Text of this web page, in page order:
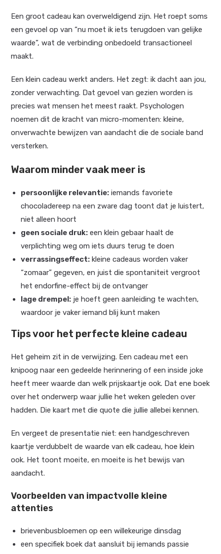
Een groot cadeau kan overweldigend zijn. Het roept soms
een gevoel op van “nu moet ik iets terugdoen van gelijke
waarde”, wat de verbinding onbedoeld transactioneel
maakt.
Een klein cadeau werkt anders. Het zegt: ik dacht aan jou,
zonder verwachting. Dat gevoel van gezien worden is
precies wat mensen het meest raakt. Psychologen
noemen dit de kracht van micro-momenten: kleine,
onverwachte bewijzen van aandacht die de sociale band
versterken.
Waarom minder vaak meer is
persoonlijke relevantie: iemands favoriete
chocoladereep na een zware dag toont dat je luistert,
niet alleen hoort
geen sociale druk: een klein gebaar haalt de
verplichting weg om iets duurs terug te doen
verrassingseffect: kleine cadeaus worden vaker
“zomaar” gegeven, en juist die spontaniteit vergroot
het endorfine-effect bij de ontvanger
lage drempel: je hoeft geen aanleiding te wachten,
waardoor je vaker iemand blij kunt maken
Tips voor het perfecte kleine cadeau
Het geheim zit in de verwijzing. Een cadeau met een
knipoog naar een gedeelde herinnering of een inside joke
heeft meer waarde dan welk prijskaartje ook. Dat ene boek
over het onderwerp waar jullie het weken geleden over
hadden. Die kaart met die quote die jullie allebei kennen.
En vergeet de presentatie niet: een handgeschreven
kaartje verdubbelt de waarde van elk cadeau, hoe klein
ook. Het toont moeite, en moeite is het bewijs van
aandacht.
Voorbeelden van impactvolle kleine
attenties
brievenbusbloemen op een willekeurige dinsdag
een specifiek boek dat aansluit bij iemands passie